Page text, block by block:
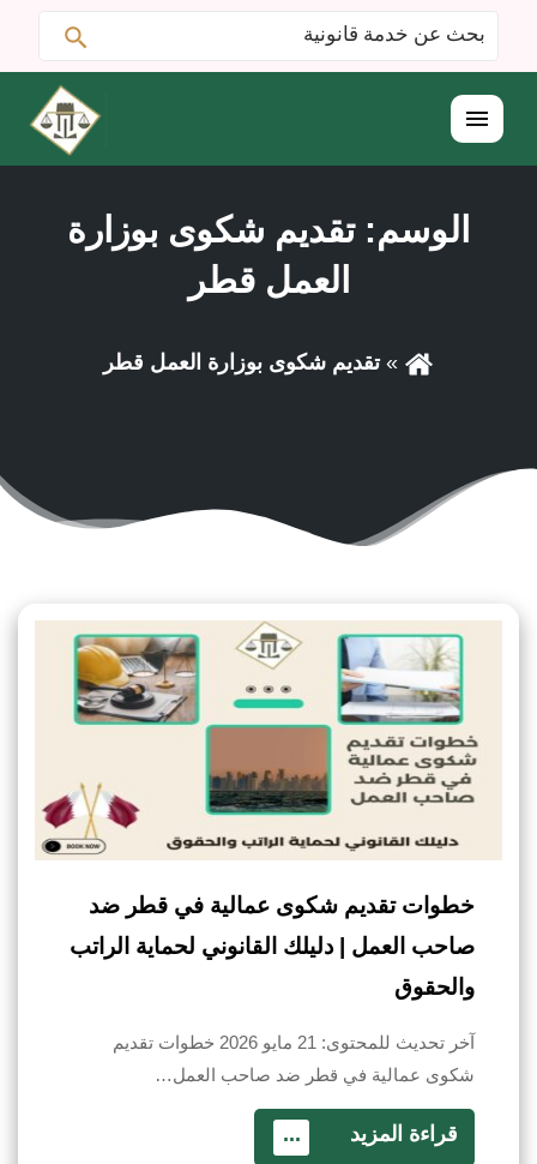
البحث
عن:
القائمة
الوسم:تقديم شكوى بوزارة
العمل قطر
تقديم شكوى بوزارة العمل قطر
خطوات تقديم شكوى عمالية في قطر ضد
صاحب العمل | دليلك القانوني لحماية الراتب
والحقوق
آخر تحديث للمحتوى: 21 مايو 2026 خطوات تقديم
شكوى عمالية في قطر ضد صاحب العمل…
قراءة المزيد ...